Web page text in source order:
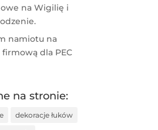
na Wigilię i
namiotu na
dla PEC
na stronie:
dekoracje łuków